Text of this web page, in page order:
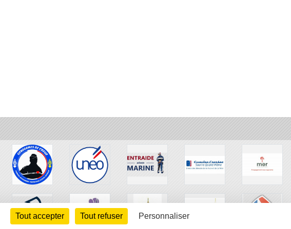
Tout accepter Tout refuser Personnaliser